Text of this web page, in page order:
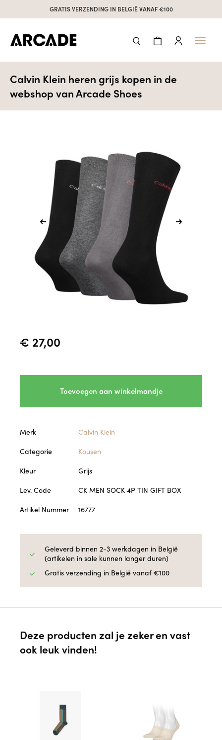
GRATIS VERZENDING IN BELGIË VANAF €100
Toggle
Calvin Klein heren grijs kopen in de
webshop van Arcade Shoes
€ 27,00
Toevoegen aan winkelmandje
Merk
Calvin Klein
Categorie
Kousen
Kleur
Grijs
Lev. Code
CK MEN SOCK 4P TIN GIFT BOX
Artikel Nummer
16777
Geleverd binnen 2-3 werkdagen in België
(artikelen in sale kunnen langer duren)
Gratis verzending in België vanaf €100
Deze producten zal je zeker en vast
ook leuk vinden!